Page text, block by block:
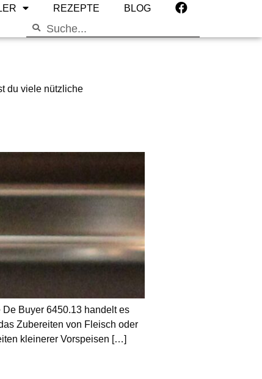
REZEPTE BLOG
du viele nützliche
Buyer 6450.13 handelt es
Zubereiten von Fleisch oder
kleinerer Vorspeisen […]